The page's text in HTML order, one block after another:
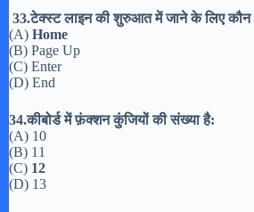
33.टेक्स्ट लाइन की शुरुआत में जाने के लिए कौन
(A) Home
(B) Page Up
(C) Enter
(D) End
34.कीबोर्ड में फ़ंक्शन कुंजियों की संख्या है:
(A) 10
(B) 11
(C) 12
(D) 13